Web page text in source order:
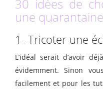
30 idées de
une
1- Tricoter une
L’idéal serait d’avoir
évidemment. Sinon
facilement et pour les